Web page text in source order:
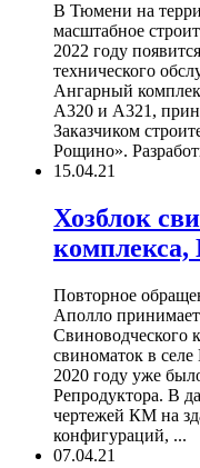
В Тюмени на
масштабное
2022 году
технического
Ангарный
A320 и А321,
Заказчиком
Рощино».
15.04.21
Хозблок
комплекса,
Повторное
Аполло принимает
Свиноводческого
свиноматок в
2020 году уже
Репродуктора. В
чертежей КМ на
конфигураций, ...
07.04.21